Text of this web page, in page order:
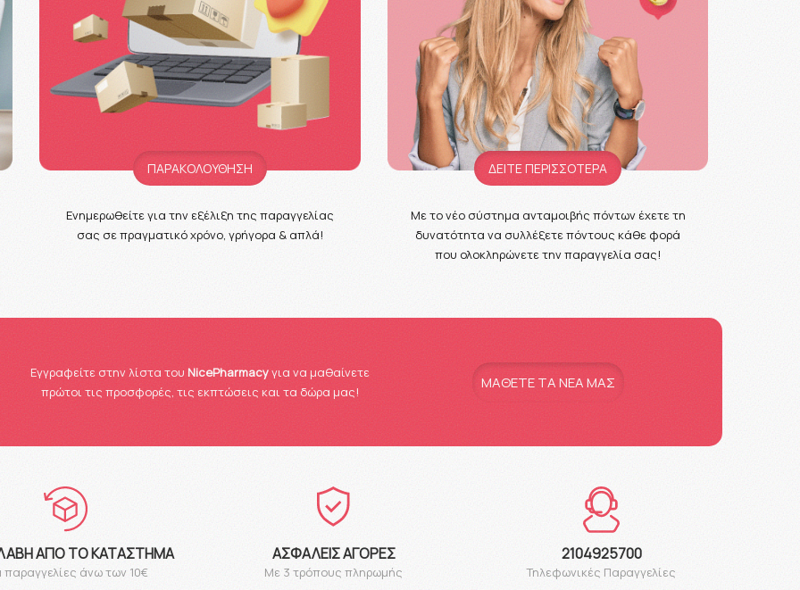
ΠΑΡΑΚΟΛΟΥΘΗΣΗ
Ενημερωθείτε για την εξέλιξη της παραγγελίας
σας σε πραγματικό χρόνο, γρήγορα & απλά!
ΔΕΙΤΕ ΠΕΡΙΣΣΟΤΕΡΑ
Με το νέο σύστημα ανταμοιβής πόντων έχετε τη
δυνατότητα να συλλέξετε πόντους κάθε φορά
που ολοκληρώνετε την παραγγελία σας!
Eγγραφείτε στην λίστα του NicePharmacyγια να μαθαίνετε
πρώτοι τις προσφορές, τις εκπτώσεις και τα δώρα μας!
MAΘΕΤΕ ΤΑ ΝΕΑ ΜΑΣ
ΑΠΌ ΤΟ ΚΑΤΆΣΤΗΜΑ
παραγγελίες άνω των 10€
ΑΣΦΑΛΕΊΣ ΑΓΟΡΈΣ
Με 3 τρόπους πληρωμής
2104925700
Τηλεφωνικές Παραγγελίες